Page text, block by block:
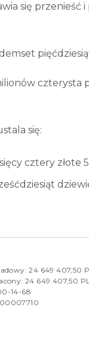
się
czterysta
się:
cztery złote
24 649 407,50
24 649 407,50
14-68